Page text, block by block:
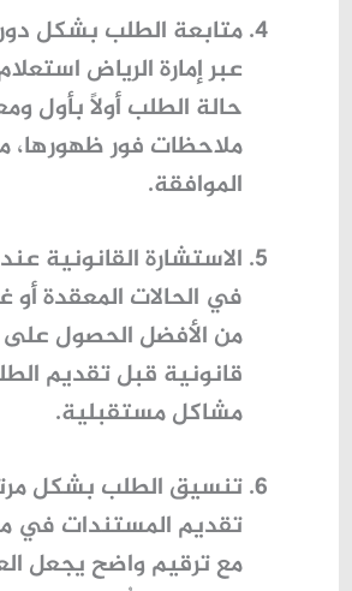
متابعة الطلب بشكل
عبرإمارة الرياض
حالة الطلب أولًا بأول
ملاحظات فور ظهورها،
الموافقة.
الاستشارة القانونية
في الحالات المعقدة أو
من الأفضل الحصول
قانونية قبل تقديم
مشاكل مستقبلية.
تنسيق الطلب بشكل
تقديم المستندات في
مع ترقيم واضح يجعل